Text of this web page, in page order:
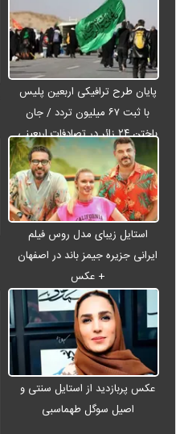
پایان طرح ترافیکی اربعین پلیس
با ثبت ۶۷ میلیون تردد / جان
باختن ۲۴ زائر در تصادفات اربعینی
استایل زیبای مدل روس فیلم
ایرانی جزیره جیمز باند در اصفهان
+ عکس
عکس پربازدید از استایل سنتی و
اصیل سوگل طهماسبی